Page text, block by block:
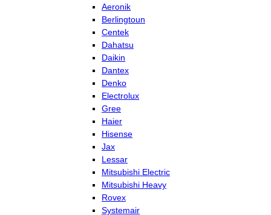
Aeronik
Berlingtoun
Centek
Dahatsu
Daikin
Dantex
Denko
Electrolux
Gree
Haier
Hisense
Jax
Lessar
Mitsubishi Electric
Mitsubishi Heavy
Rovex
Systemair